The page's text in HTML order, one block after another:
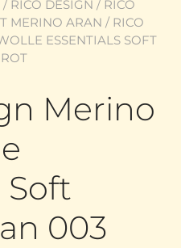
/ RICO DESIGN / RICO
MERINO ARAN / RICO
ESSENTIALS SOFT
Merino
Soft
003